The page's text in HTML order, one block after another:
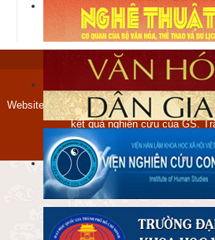
Copyright © 2012-2017
Website tranngocthem.name.vn được lập ra
kết quả nghiên cứu của GS.
Mọi ý kiến xin gửi về địa chỉ: